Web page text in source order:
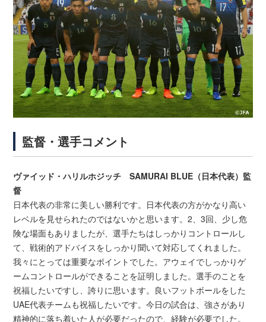
監督・選手コメント
ヴァイッド・ハリルホジッチ SAMURAI BLUE（日本代表）監
督
日本代表の非常に美しい勝利です。日本代表の方がかなり高い
レベルを見せられたのではないかと思います。2、3回、少し危
険な場面もありましたが、選手たちはしっかりコントロールし
て、戦術的アドバイスをしっかり聞いて対応してくれました。
我々にとっては重要なポイントでした。アウェイでしっかりゲ
ームコントロールができることを証明しました。選手のことを
祝福したいですし、誇りに思います。良いフットボールをした
UAE代表チームも祝福したいです。今日の試合は、強さがあり
精神的に落ち着いた人が必要だったので、経験が必要でした。